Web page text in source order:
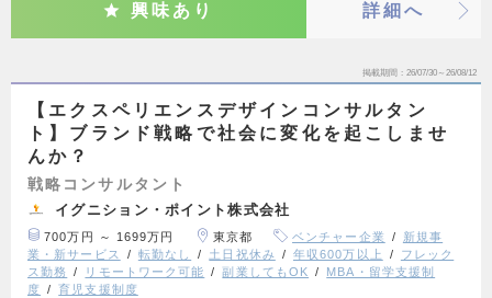
興味あり 詳細へ
掲載期間 26/07/30～26/08/12
【エクスペリエンスデザインコンサルタン
ト】ブランド戦略で社会に変化を起こしませ
んか？
戦略コンサルタント
イグニション・ポイント株式会社
700万円 ～ 1699万円 東京都 ベンチャー企業
新規事
業・新サービス
転勤なし 土日祝休み 年収600万以上
フレック
ス勤務
リモートワーク可能 副業してもOK
MBA・留学支援制
度
育児支援制度